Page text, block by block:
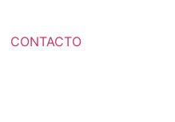
CONTACTO